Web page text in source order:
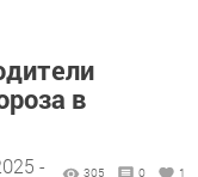
в
-
305 0 1